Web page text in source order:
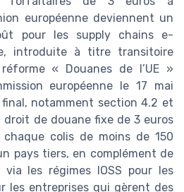
européenne deviennent un
pour les supply chains e-
introduite à titre transitoire
« Douanes de l’UE »
européenne le 17 mai
final, notamment section 4.2 et
de douane fixe de 3 euros
colis de moins de 150
pays tiers, en complément de
les régimes IOSS pour les
les entreprises qui gèrent des